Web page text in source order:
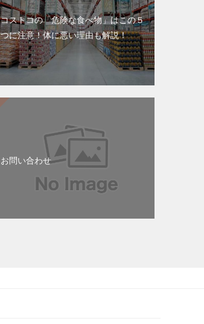
コストコの「危険な食べ物」はこの５
つに注意！体に悪い理由も解説！
お問い合わせ